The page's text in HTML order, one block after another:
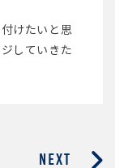
けたいと思
していきた